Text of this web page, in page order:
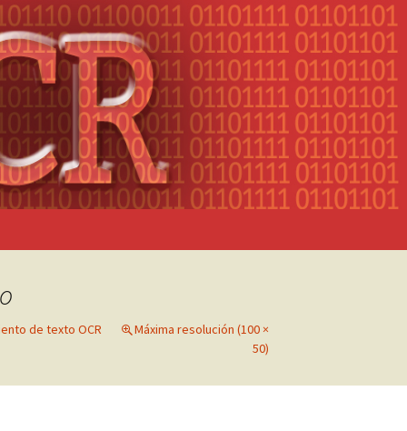
de texto OCR
Máxima resolución (100 ×
50)